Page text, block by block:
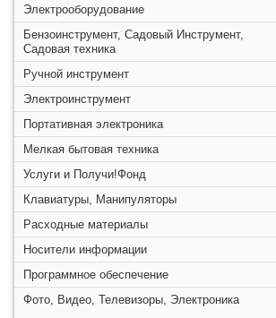
Электрооборудование
Бензоинструмент, Садовый Инструмент,
Садовая техника
Ручной инструмент
Электроинструмент
Портативная электроника
Мелкая бытовая техника
Услуги и Получи!Фонд
Клавиатуры, Манипуляторы
Расходные материалы
Носители информации
Программное обеспечение
Фото, Видео, Телевизоры, Электроника